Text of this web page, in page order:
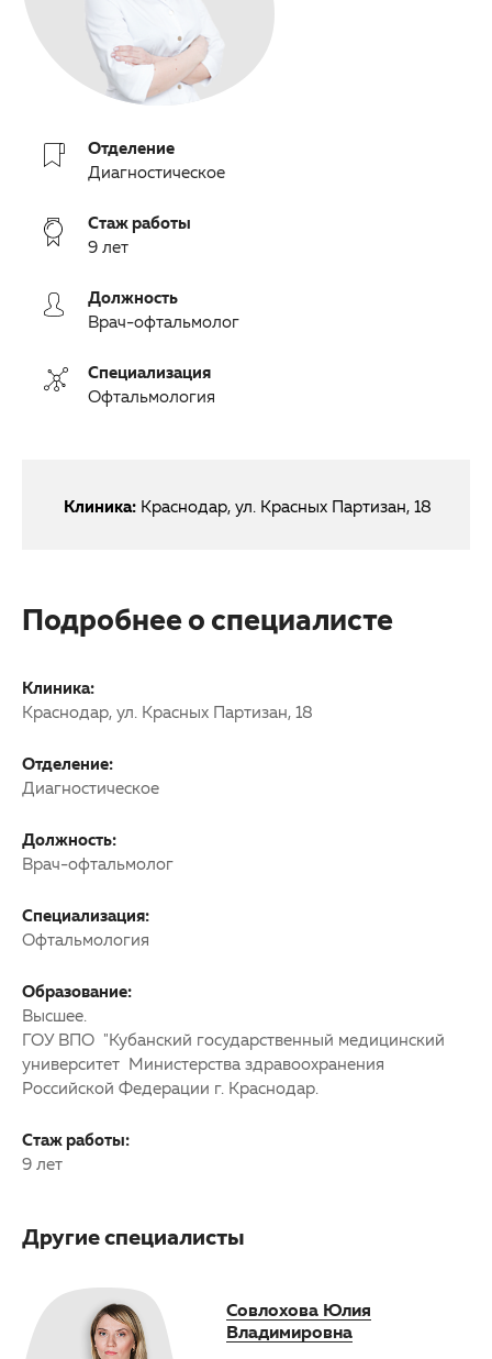
Партнерам
Закупки
Другие заболевания глаз
Детская офтальмология
Отделение
Диагностическое
Стаж работы
9 лет
Должность
Врач-офтальмолог
Специализация
Офтальмология
Клиника: Краснодар, ул. Красных Партизан, 18
Подробнее о специалисте
Клиника:
Краснодар, ул. Красных Партизан, 18
Отделение:
Диагностическое
Должность:
Врач-офтальмолог
Специализация:
Офтальмология
Образование:
Высшее.
ГОУ ВПО "Кубанский государственный медицинский
университет Министерства здравоохранения
Российской Федерации г. Краснодар.
Стаж работы:
9 лет
Другие специалисты
Янин Андрей Георгиевич
Заведующий отделением
Совлохова Юлия
Владимировна